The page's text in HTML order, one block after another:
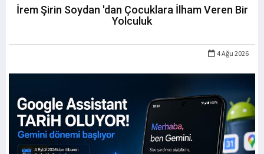
İrem Şirin Soydan 'dan Çocuklara İlham Veren Bir
Yolculuk
4 Ağu 2026